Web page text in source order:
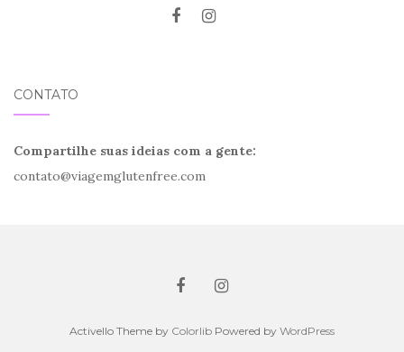
CONTATO
Compartilhe suas ideias com a gente:
contato@viagemglutenfree.com
Activello Theme by Colorlib Powered by WordPress